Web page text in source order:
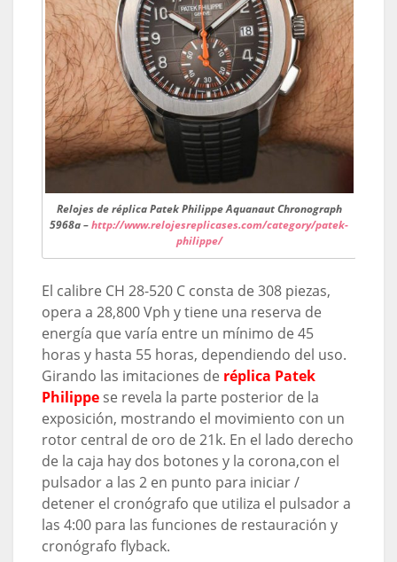
Relojes de réplica Patek Philippe Aquanaut Chronograph
5968a –http://www.relojesreplicases.com/category/patek-
philippe/
El calibre CH 28-520 C consta de 308 piezas,
opera a 28,800 Vph y tiene una reserva de
energía que varía entre un mínimo de 45
horas y hasta 55 horas, dependiendo del uso.
Girando las imitaciones de réplica Patek
Philippese revela la parte posterior de la
exposición, mostrando el movimiento con un
rotor central de oro de 21k. En el lado derecho
de la caja hay dos botones y la corona,con el
pulsador a las 2 en punto para iniciar /
detener el cronógrafo que utiliza el pulsador a
las 4:00 para las funciones de restauración y
cronógrafo flyback.